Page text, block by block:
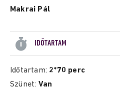
Makrai Pál
IDŐTARTAM
Időtartam: 2*70 perc
Szünet: Van